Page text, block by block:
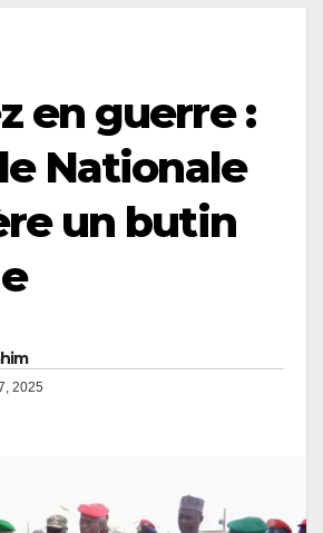
en guerre :
Nationale
un butin
2025